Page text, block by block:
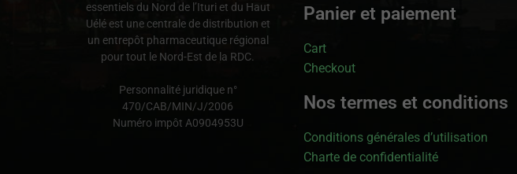
essentiels du Nord de l’Ituri et du Haut
Uélé est une centrale de distribution et
un entrepôt pharmaceutique régional
pour tout le Nord-Est de la RDC.
Personnalité juridique n°
470/CAB/MIN/J/2006
Numéro impôt A0904953U
Panier et paiement
Cart
Checkout
Nos termes et conditions
Conditions générales d’utilisation
Charte de confidentialité